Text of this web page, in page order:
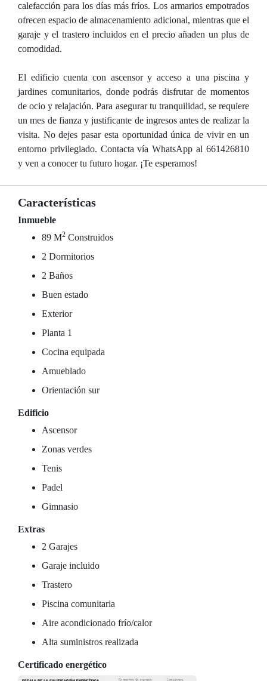
calefacción para los días más fríos. Los armarios empotrados
ofrecen espacio de almacenamiento adicional, mientras que el
garaje y el trastero incluidos en el precio añaden un plus de
comodidad.
El edificio cuenta con ascensor y acceso a una piscina y
jardines comunitarios, donde podrás disfrutar de momentos
de ocio y relajación. Para asegurar tu tranquilidad, se requiere
un mes de fianza y justificante de ingresos antes de realizar la
visita. No dejes pasar esta oportunidad única de vivir en un
entorno privilegiado. Contacta vía WhatsApp al 661426810
y ven a conocer tu futuro hogar. ¡Te esperamos!
Características
Inmueble
89 M2 Construidos
2 Dormitorios
2 Baños
Buen estado
Exterior
Planta 1
Cocina equipada
Amueblado
Orientación sur
Edificio
Ascensor
Zonas verdes
Tenis
Padel
Gimnasio
Extras
2 Garajes
Garaje incluido
Trastero
Piscina comunitaria
Aire acondicionado frío/calor
Alta suministros realizada
Certificado energético